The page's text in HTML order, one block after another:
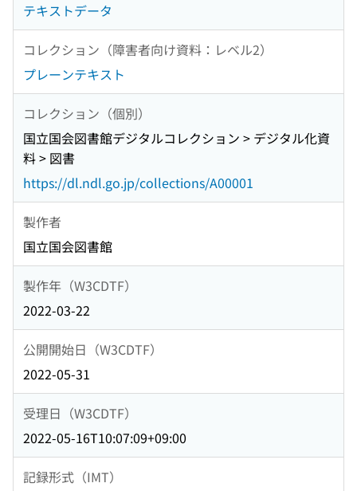
テキストデータ
コレクション（障害者向け資料：レベル2）
プレーンテキスト
コレクション（個別）
国立国会図書館デジタルコレクション > デジタル化資
料 > 図書
https://dl.ndl.go.jp/collections/A00001
製作者
国立国会図書館
製作年（W3CDTF）
2022-03-22
公開開始日（W3CDTF）
2022-05-31
受理日（W3CDTF）
2022-05-16T10:07:09+09:00
記録形式（IMT）